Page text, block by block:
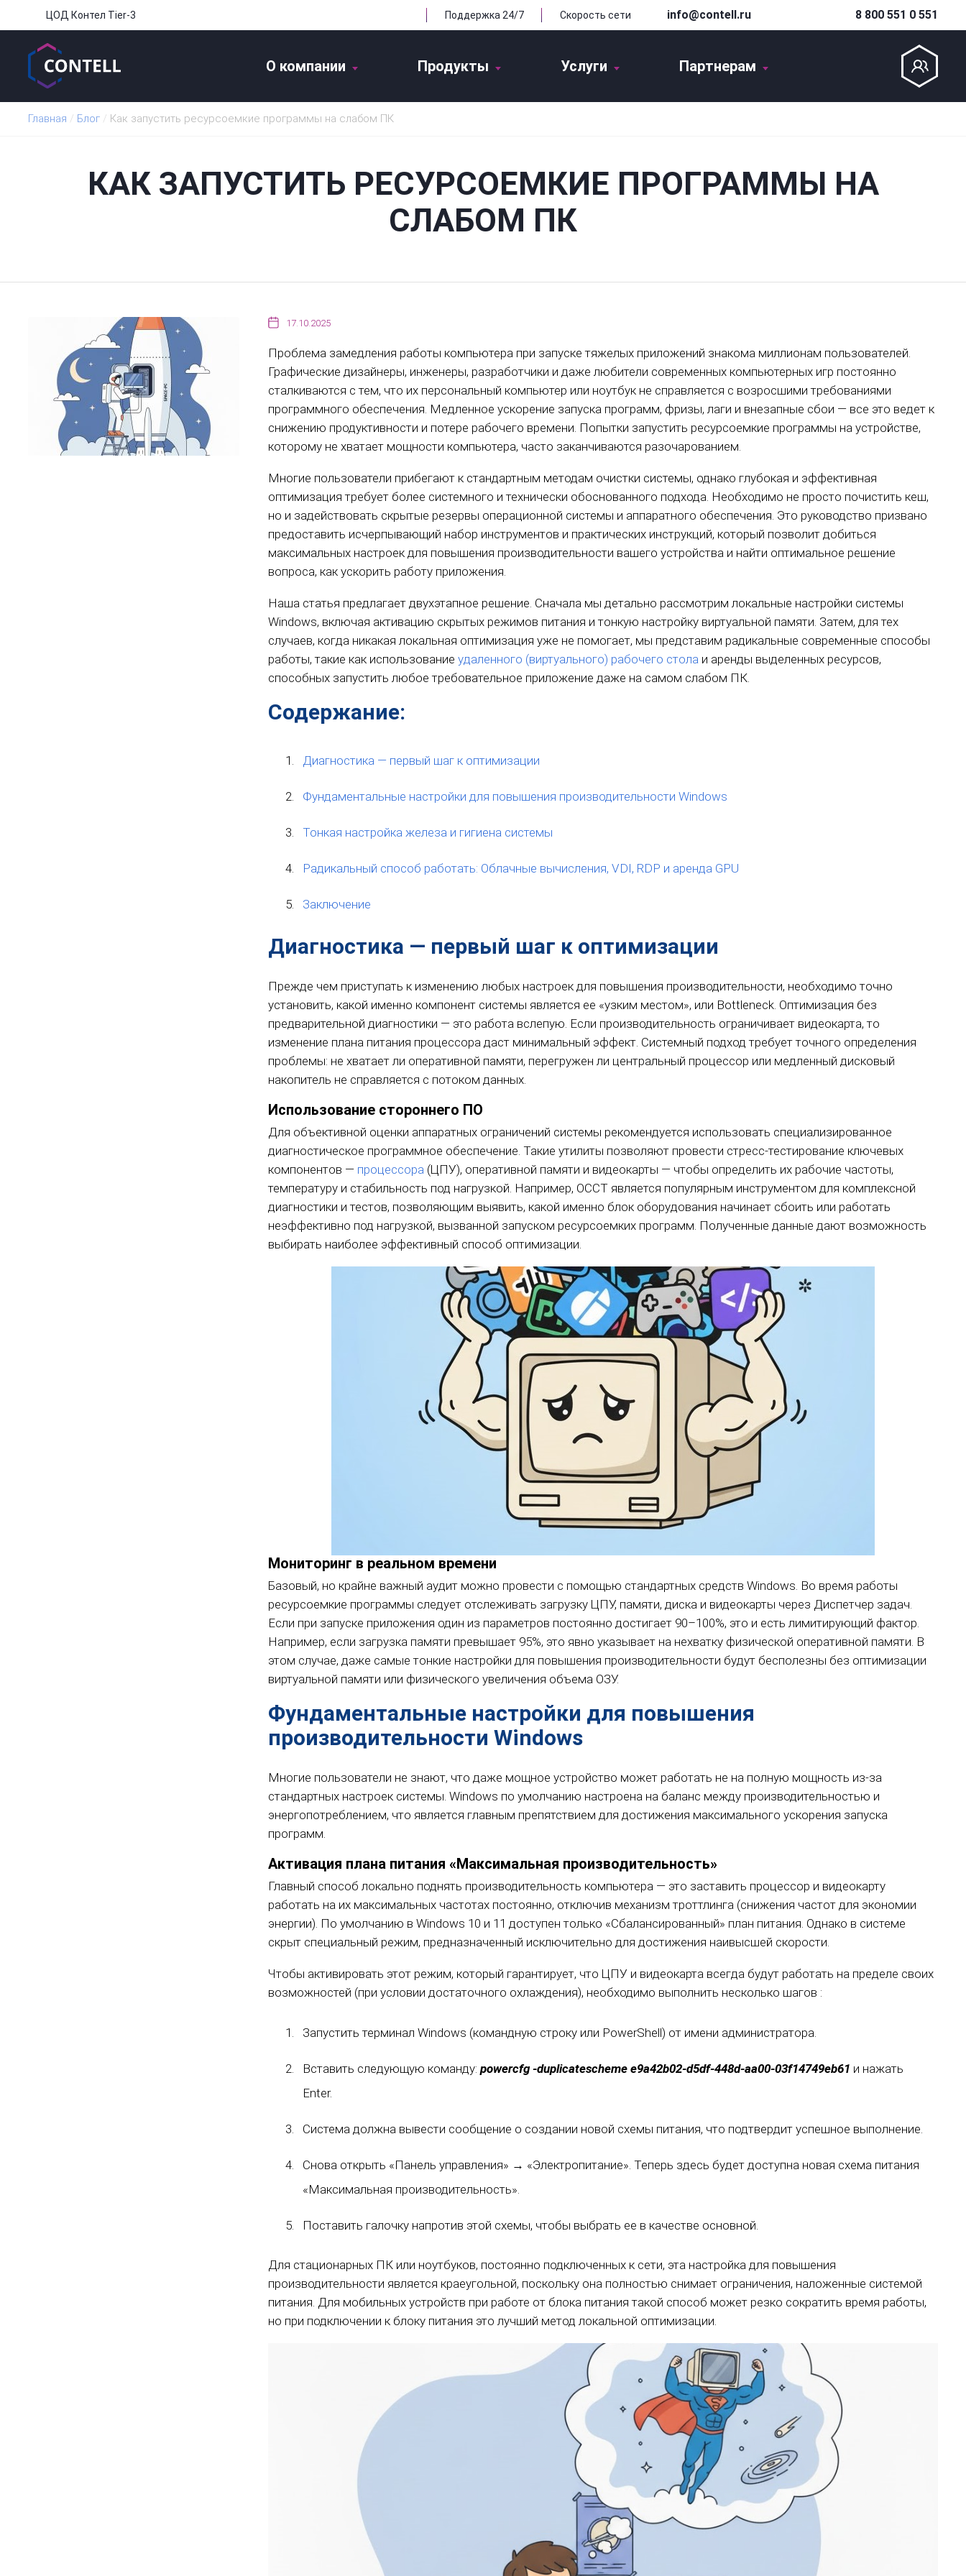
ЦОД Контел Tier-3 Поддержка 24/7 Скорость сети info@contell.ru 8 800 551 0 551
О компании Продукты Услуги Партнерам
Главная / Блог / Как запустить ресурсоемкие программы на слабом ПК
КАК ЗАПУСТИТЬ РЕСУРСОЕМКИЕ ПРОГРАММЫ НА
СЛАБОМ ПК
17.10.2025
Проблема замедления работы компьютера при запуске тяжелых приложений знакома миллионам пользователей.
Графические дизайнеры, инженеры, разработчики и даже любители современных компьютерных игр постоянно
сталкиваются с тем, что их персональный компьютер или ноутбук не справляется с возросшими требованиями
программного обеспечения. Медленное ускорение запуска программ, фризы, лаги и внезапные сбои — все это ведет к
снижению продуктивности и потере рабочего времени. Попытки запустить ресурсоемкие программы на устройстве,
которому не хватает мощности компьютера, часто заканчиваются разочарованием.
Многие пользователи прибегают к стандартным методам очистки системы, однако глубокая и эффективная
оптимизация требует более системного и технически обоснованного подхода. Необходимо не просто почистить кеш,
но и задействовать скрытые резервы операционной системы и аппаратного обеспечения. Это руководство призвано
предоставить исчерпывающий набор инструментов и практических инструкций, который позволит добиться
максимальных настроек для повышения производительности вашего устройства и найти оптимальное решение
вопроса, как ускорить работу приложения.
Наша статья предлагает двухэтапное решение. Сначала мы детально рассмотрим локальные настройки системы
Windows, включая активацию скрытых режимов питания и тонкую настройку виртуальной памяти. Затем, для тех
случаев, когда никакая локальная оптимизация уже не помогает, мы представим радикальные современные способы
работы, такие как использование удаленного (виртуального) рабочего стола и аренды выделенных ресурсов,
способных запустить любое требовательное приложение даже на самом слабом ПК.
Содержание:
Диагностика — первый шаг к оптимизации
Фундаментальные настройки для повышения производительности Windows
Тонкая настройка железа и гигиена системы
Радикальный способ работать: Облачные вычисления, VDI, RDP и аренда GPU
Заключение
Диагностика — первый шаг к оптимизации
Прежде чем приступать к изменению любых настроек для повышения производительности, необходимо точно
установить, какой именно компонент системы является ее «узким местом», или Bottleneck. Оптимизация без
предварительной диагностики — это работа вслепую. Если производительность ограничивает видеокарта, то
изменение плана питания процессора даст минимальный эффект. Системный подход требует точного определения
проблемы: не хватает ли оперативной памяти, перегружен ли центральный процессор или медленный дисковый
накопитель не справляется с потоком данных.
Использование стороннего ПО
Для объективной оценки аппаратных ограничений системы рекомендуется использовать специализированное
диагностическое программное обеспечение. Такие утилиты позволяют провести стресс-тестирование ключевых
компонентов — процессора (ЦПУ), оперативной памяти и видеокарты — чтобы определить их рабочие частоты,
температуру и стабильность под нагрузкой. Например, OCCT является популярным инструментом для комплексной
диагностики и тестов, позволяющим выявить, какой именно блок оборудования начинает сбоить или работать
неэффективно под нагрузкой, вызванной запуском ресурсоемких программ. Полученные данные дают возможность
выбирать наиболее эффективный способ оптимизации.
Мониторинг в реальном времени
Базовый, но крайне важный аудит можно провести с помощью стандартных средств Windows. Во время работы
ресурсоемкие программы следует отслеживать загрузку ЦПУ, памяти, диска и видеокарты через Диспетчер задач.
Если при запуске приложения один из параметров постоянно достигает 90–100%, это и есть лимитирующий фактор.
Например, если загрузка памяти превышает 95%, это явно указывает на нехватку физической оперативной памяти. В
этом случае, даже самые тонкие настройки для повышения производительности будут бесполезны без оптимизации
виртуальной памяти или физического увеличения объема ОЗУ.
Фундаментальные настройки для повышения
производительности Windows
Многие пользователи не знают, что даже мощное устройство может работать не на полную мощность из-за
стандартных настроек системы. Windows по умолчанию настроена на баланс между производительностью и
энергопотреблением, что является главным препятствием для достижения максимального ускорения запуска
программ.
Активация плана питания «Максимальная производительность»
Главный способ локально поднять производительность компьютера — это заставить процессор и видеокарту
работать на их максимальных частотах постоянно, отключив механизм троттлинга (снижения частот для экономии
энергии). По умолчанию в Windows 10 и 11 доступен только «Сбалансированный» план питания. Однако в системе
скрыт специальный режим, предназначенный исключительно для достижения наивысшей скорости.
Чтобы активировать этот режим, который гарантирует, что ЦПУ и видеокарта всегда будут работать на пределе своих
возможностей (при условии достаточного охлаждения), необходимо выполнить несколько шагов :
Запустить терминал Windows (командную строку или PowerShell) от имени администратора.
Вставить следующую команду: powercfg -duplicatescheme e9a42b02-d5df-448d-aa00-03f14749eb61 и нажать
Enter.
Система должна вывести сообщение о создании новой схемы питания, что подтвердит успешное выполнение.
Снова открыть «Панель управления» → «Электропитание». Теперь здесь будет доступна новая схема питания
«Максимальная производительность».
Поставить галочку напротив этой схемы, чтобы выбрать ее в качестве основной.
Для стационарных ПК или ноутбуков, постоянно подключенных к сети, эта настройка для повышения
производительности является краеугольной, поскольку она полностью снимает ограничения, наложенные системой
питания. Для мобильных устройств при работе от блока питания такой способ может резко сократить время работы,
но при подключении к блоку питания это лучший метод локальной оптимизации.